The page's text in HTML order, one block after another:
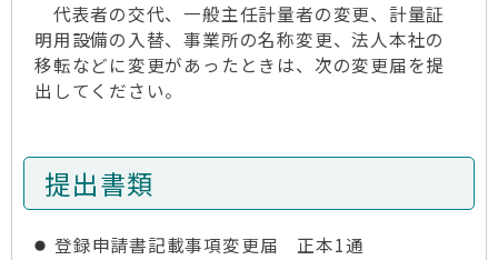
代表者の交代、一般主任計量者の変更、計量証
明用設備の入替、事業所の名称変更、法人本社の
移転などに変更があったときは、次の変更届を提
出してください。
提出書類
登録申請書記載事項変更届 正本1通